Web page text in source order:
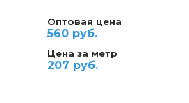
Оптовая цена
560 руб.
Цена за метр
207 руб.